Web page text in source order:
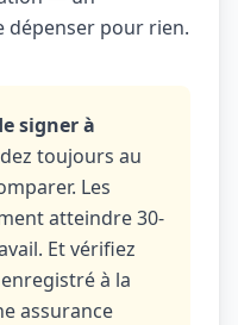
dépenser pour rien.
signer à
toujours au
Les
atteindre 30-
Et vérifiez
à la
assurance